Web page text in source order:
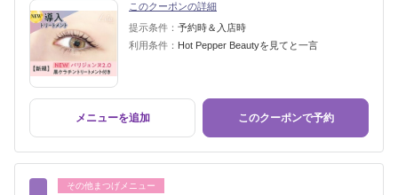
このクーポンの詳細
提示条件： 予約時＆入店時
利用条件： Hot Pepper Beautyを見てと一言
メニューを追加 このクーポンで予約
その他まつげメニュー